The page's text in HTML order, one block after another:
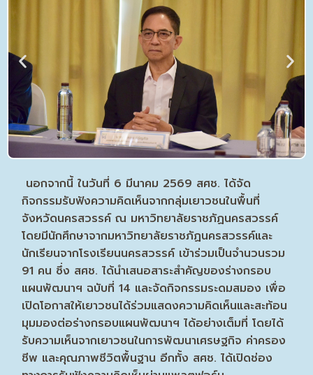
นอกจากนี้ ในวันที่ 6 มีนาคม 2569 สศช. ได้จัด
กิจกรรมรับฟังความคิดเห็นจากกลุ่มเยาวชนในพื้นที่
จังหวัดนครสวรรค์ ณ มหาวิทยาลัยราชภัฏนครสวรรค์
โดยมีนักศึกษาจากมหาวิทยาลัยราชภัฏนครสวรรค์และ
นักเรียนจากโรงเรียนนครสวรรค์ เข้าร่วมเป็นจำนวนรวม
91 คน ซึ่ง สศช. ได้นำเสนอสาระสำคัญของร่างกรอบ
แผนพัฒนาฯ ฉบับที่ 14 และจัดกิจกรรมระดมสมอง เพื่อ
เปิดโอกาสให้เยาวชนได้ร่วมแสดงความคิดเห็นและสะท้อน
มุมมองต่อร่างกรอบแผนพัฒนาฯ ได้อย่างเต็มที่ โดยได้
รับความเห็นจากเยาวชนในการพัฒนาเศรษฐกิจ ค่าครอง
ชีพ และคุณภาพชีวิตพื้นฐาน อีกทั้ง สศช. ได้เปิดช่อง